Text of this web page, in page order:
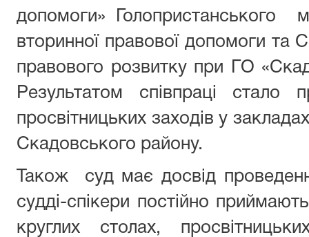
допомоги» Голопристанського
вторинної правової допомоги
правового розвитку при ГО
Результатом співпраці стало
просвітницьких заходів у
Скадовського району.
Також суд має досвід
судді-спікери постійно
круглих столах,